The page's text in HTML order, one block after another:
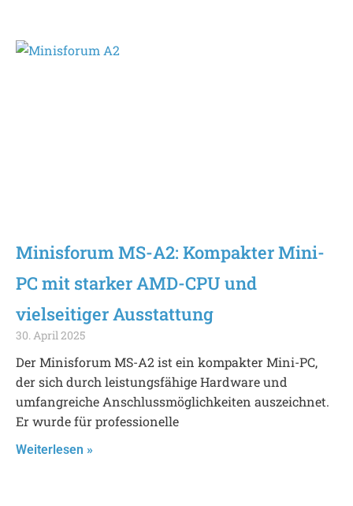
Minisforum MS-A2: Kompakter Mini-
PC mit starker AMD-CPU und
vielseitiger Ausstattung
30. April 2025
Der Minisforum MS-A2 ist ein kompakter Mini-PC,
der sich durch leistungsfähige Hardware und
umfangreiche Anschlussmöglichkeiten auszeichnet.
Er wurde für professionelle
Weiterlesen »